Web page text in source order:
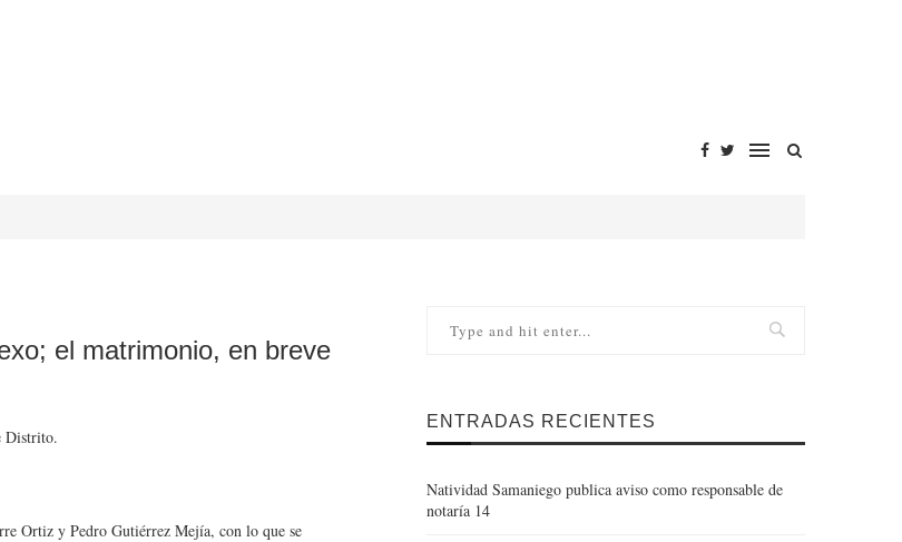
el matrimonio, en breve
Distrito.
Ortiz y Pedro Gutiérrez Mejía, con lo que se
ENTRADAS RECIENTES
Natividad Samaniego publica aviso como responsable de
notaría 14